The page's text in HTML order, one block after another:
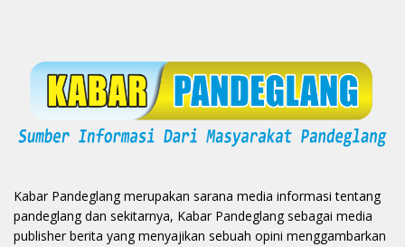
Kabar Pandeglang merupakan sarana media informasi tentang
pandeglang dan sekitarnya, Kabar Pandeglang sebagai media
publisher berita yang menyajikan sebuah opini menggambarkan